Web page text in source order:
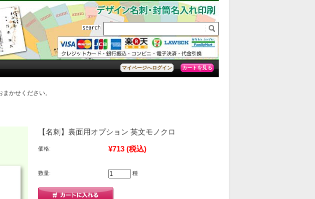
マイページへログイン カートを見る
かせください。
【名刺】裏面用オプション 英文モノクロ
価格: ¥713 (税込)
数量: 種